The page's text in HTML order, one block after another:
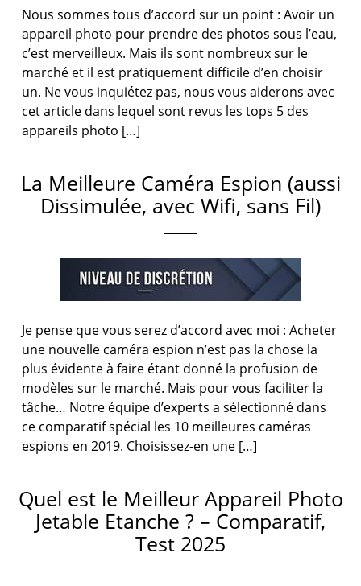
Nous sommes tous d’accord sur un point : Avoir un
appareil photo pour prendre des photos sous l’eau,
c’est merveilleux. Mais ils sont nombreux sur le
marché et il est pratiquement difficile d’en choisir
un. Ne vous inquiétez pas, nous vous aiderons avec
cet article dans lequel sont revus les tops 5 des
appareils photo […]
La Meilleure Caméra Espion (aussi
Dissimulée, avec Wifi, sans Fil)
Je pense que vous serez d’accord avec moi : Acheter
une nouvelle caméra espion n’est pas la chose la
plus évidente à faire étant donné la profusion de
modèles sur le marché. Mais pour vous faciliter la
tâche… Notre équipe d’experts a sélectionné dans
ce comparatif spécial les 10 meilleures caméras
espions en 2019. Choisissez-en une […]
Quel est le Meilleur Appareil Photo
Jetable Etanche ? – Comparatif,
Test 2025